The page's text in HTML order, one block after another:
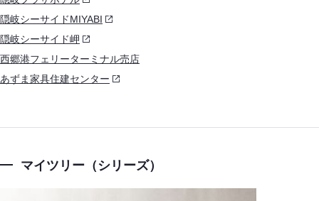
隠岐シーサイドMIYABI
隠岐シーサイド岬
西郷港フェリーターミナル売店
あずま家具住建センター
マイツリー（シリーズ）